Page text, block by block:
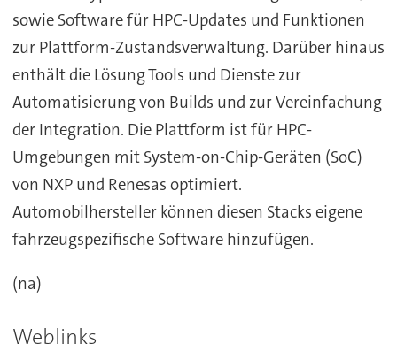
sowie Software für HPC-Updates und Funktionen
zur Plattform-Zustandsverwaltung. Darüber hinaus
enthält die Lösung Tools und Dienste zur
Automatisierung von Builds und zur Vereinfachung
der Integration. Die Plattform ist für HPC-
Umgebungen mit System-on-Chip-Geräten (SoC)
von NXP und Renesas optimiert.
Automobilhersteller können diesen Stacks eigene
fahrzeugspezifische Software hinzufügen.
(na)
Weblinks